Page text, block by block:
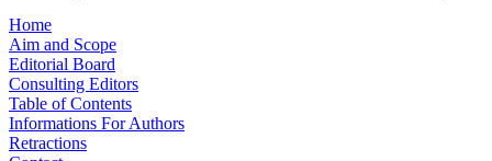
Home
Aim and Scope
Editorial Board
Consulting Editors
Table of Contents
Informations For Authors
Retractions